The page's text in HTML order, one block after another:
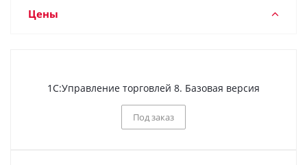
Цены
1С:Управление торговлей 8. Базовая версия
Под заказ